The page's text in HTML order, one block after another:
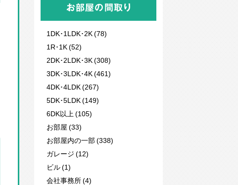
お部屋の間取り
1DK･1LDK･2K (78)
1R･1K (52)
2DK･2LDK･3K (308)
3DK･3LDK･4K (461)
4DK･4LDK (267)
5DK･5LDK (149)
6DK以上 (105)
お部屋 (33)
お部屋内の一部 (338)
ガレージ (12)
ビル (1)
会社事務所 (4)